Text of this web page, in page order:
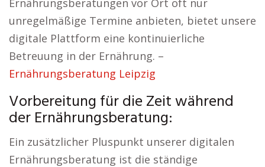
Ernährungsberatungen vor Ort oft nur
unregelmäßige Termine anbieten, bietet unsere
digitale Plattform eine kontinuierliche
Betreuung in der Ernährung. –
Ernährungsberatung Leipzig
Vorbereitung für die Zeit während
der Ernährungsberatung:
Ein zusätzlicher Pluspunkt unserer digitalen
Ernährungsberatung ist die ständige